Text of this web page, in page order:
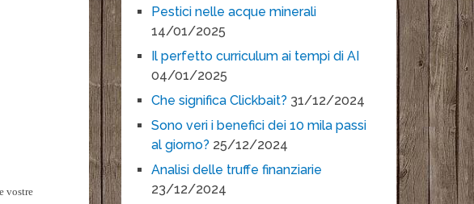
vostre
Pestici nelle acque minerali
14/01/2025
Il perfetto curriculum ai tempi di AI
04/01/2025
Che significa Clickbait? 31/12/2024
Sono veri i benefici dei 10 mila passi
al giorno? 25/12/2024
Analisi delle truffe finanziarie
23/12/2024